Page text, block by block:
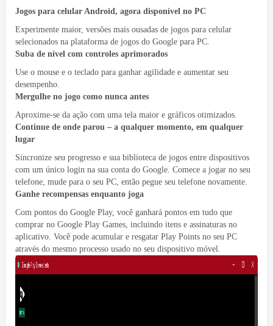
Jogos para celular Android, agora disponível no PC
Experimente maior, versões mais ousadas de jogos para celular
selecionados na plataforma de jogos do Google para PC.
Suba de nível com controles aprimorados
Use o mouse e o teclado para ganhar agilidade e aumentar seu
desempenho.
Mergulhe no jogo como nunca antes
Aproxime-se da ação com uma tela maior e gráficos otimizados.
Continue de onde parou – a qualquer momento, em qualquer
lugar
Sincronize seu progresso e sua biblioteca de jogos entre dispositivos
com um único login na sua conta do Google. Comece a jogar no seu
telefone, mude para o seu PC, então pegue seu telefone novamente.
Ganhe recompensas enquanto joga
Com pontos do Google Play, você ganhará pontos em tudo que
comprar no Google Play Games, incluindo itens e assinaturas no
aplicativo. Você pode acumular e resgatar Play Points no seu PC
através do mesmo processo usado no seu dispositivo móvel.